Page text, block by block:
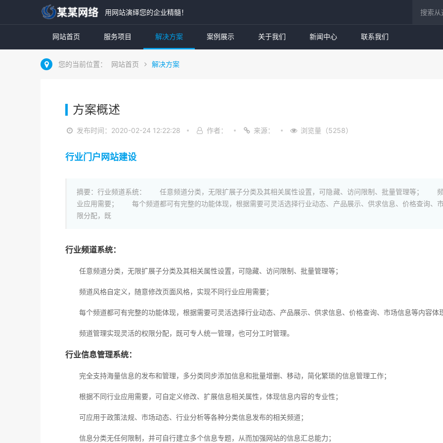
用网站演绎您的企业精髓！
网站首页 服务项目 解决方案 案例展示 关于我们 新闻中心 联系我们
您的当前位置： 网站首页 解决方案
方案概述
发布时间：2020-02-24 12:22:28 作者： 来源： 浏览量（5258）
行业门户网站建设
摘要：行业频道系统： 任意频道分类，无限扩展子分类及其相关属性设置，可隐藏、访问限制、批量管理等； 频
业应用需要； 每个频道都可有完整的功能体现，根据需要可灵活选择行业动态、产品展示、供求信息、价格查询
限分配，既
行业频道系统：
任意频道分类，无限扩展子分类及其相关属性设置，可隐藏、访问限制、批量管理等；
频道风格自定义，随意修改页面风格，实现不同行业应用需要；
每个频道都可有完整的功能体现，根据需要可灵活选择行业动态、产品展示、供求信息、价格查询、市场信息等内容体
频道管理实现灵活的权限分配，既可专人统一管理，也可分工时管理。
行业信息管理系统：
完全支持海量信息的发布和管理，多分类同步添加信息和批量增删、移动，简化繁琐的信息管理工作；
根据不同行业应用需要，可自定义修改、扩展信息相关属性，体现信息内容的专业性；
可应用于政策法规、市场动态、行业分析等各种分类信息发布的相关频道；
信息分类无任何限制，并可自行建立多个信息专题，从而加强网站的信息汇总能力；